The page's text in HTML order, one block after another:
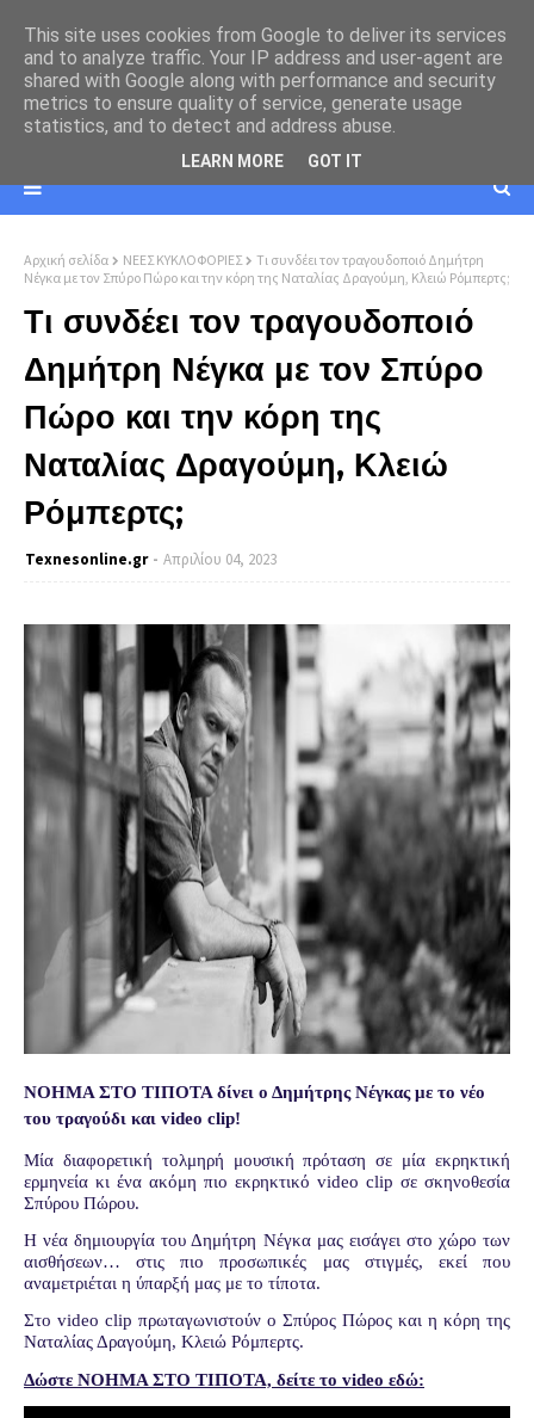
Αρχική σελίδα ΝΕΕΣ ΚΥΚΛΟΦΟΡΙΕΣ
Τι συνδέει τον τραγουδοποιό Δημήτρη
Νέγκα με τον Σπύρο Πώρο και την κόρη της Ναταλίας Δραγούμη, Κλειώ Ρόμπερτς;
Τι συνδέει τον τραγουδοποιό
Δημήτρη Νέγκα με τον Σπύρο
Πώρο και την κόρη της
Ναταλίας Δραγούμη, Κλειώ
Ρόμπερτς;
Texnesοnline.gr Απριλίου 04, 2023
ΝΟΗΜΑ ΣΤΟ ΤΙΠΟΤΑ δίνει ο Δημήτρης Νέγκας με το νέο
του τραγούδι και video clip!
Μία διαφορετική τολμηρή μουσική πρόταση σε μία εκρηκτική
ερμηνεία κι ένα ακόμη πιο εκρηκτικό video clip σε σκηνοθεσία
Σπύρου Πώρου.
Η νέα δημιουργία του Δημήτρη Νέγκα μας εισάγει στο χώρο των
αισθήσεων… στις πιο προσωπικές μας στιγμές, εκεί που
αναμετριέται η ύπαρξή μας με το τίποτα.
Στο video clip πρωταγωνιστούν ο Σπύρος Πώρος και η κόρη της
Ναταλίας Δραγούμη, Κλειώ Ρόμπερτς.
Δώστε ΝΟΗΜΑ ΣΤΟ ΤΙΠΟΤΑ, δείτε το video εδώ:
This site uses cookies from Google to deliver its services
and to analyze traffic. Your IP address and user-agent are
shared with Google along with performance and security
metrics to ensure quality of service, generate usage
statistics, and to detect and address abuse.
LEARN MORE GOT IT